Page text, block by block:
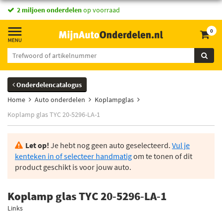
2 miljoen onderdelenop voorraad
0
Onderdelencatalogus
Home
Auto onderdelen
Koplampglas
Koplamp glas TYC 20-5296-LA-1
Let op! Je hebt nog geen auto geselecteerd. Vul je
kenteken in of selecteer handmatigom te tonen of dit
product geschikt is voor jouw auto.
Koplamp glas TYC 20-5296-LA-1
Links